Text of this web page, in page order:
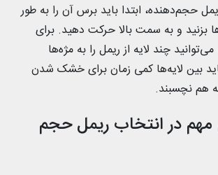
حجم‌دهنده، ابتدا باید برس آن را به طور
بزنید و به سمت بالا حرکت دهید. برای
چند لایه از ریمل را به مژه‌ها
بین لایه‌ها کمی زمان برای خشک شدن
هم نچسبند.
در انتخاب ریمل حجم‌